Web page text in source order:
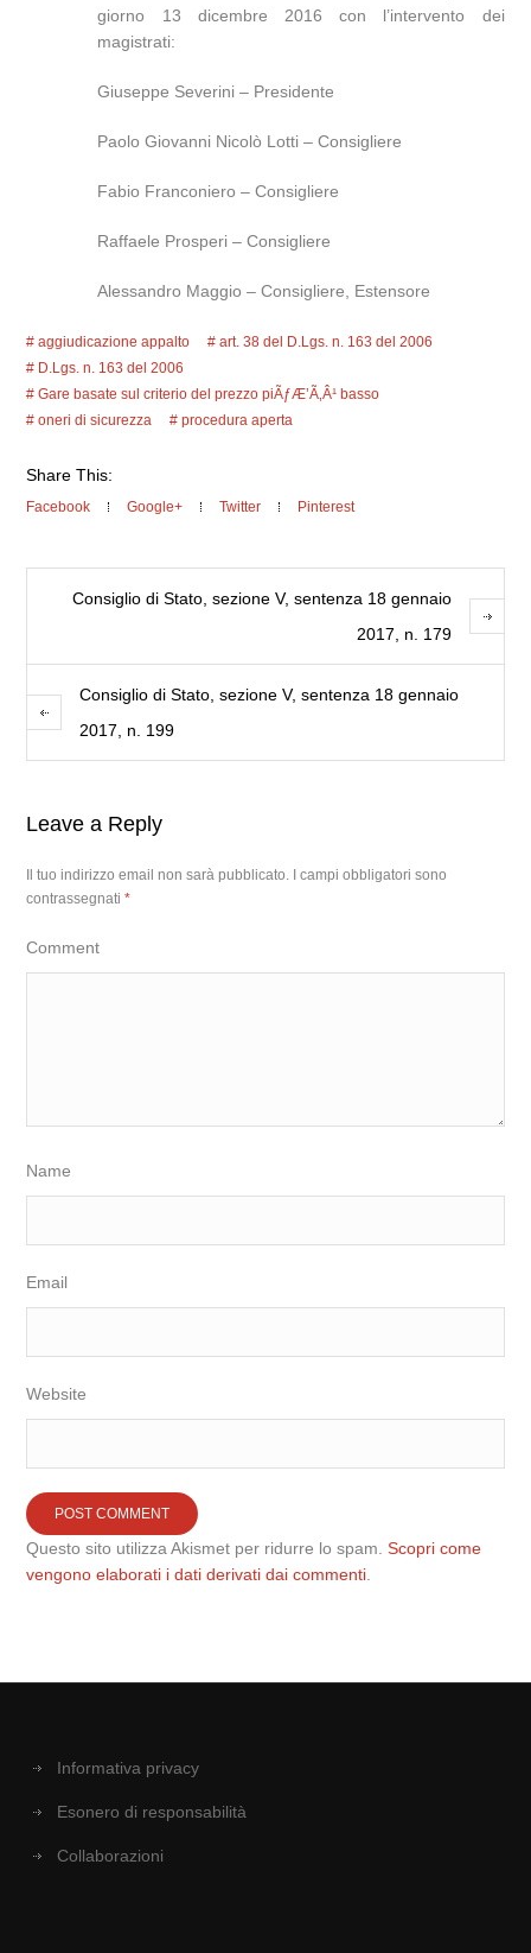
giorno 13 dicembre 2016 con l’intervento dei
magistrati:
Giuseppe Severini – Presidente
Paolo Giovanni Nicolò Lotti – Consigliere
Fabio Franconiero – Consigliere
Raffaele Prosperi – Consigliere
Alessandro Maggio – Consigliere, Estensore
aggiudicazione appalto
art. 38 del D.Lgs. n. 163 del 2006
D.Lgs. n. 163 del 2006
Gare basate sul criterio del prezzo piÃƒÆ’Ã‚Â¹ basso
oneri di sicurezza
procedura aperta
Share This:
Facebook Google+ Twitter Pinterest
Consiglio di Stato, sezione V, sentenza 18 gennaio
2017, n. 179
Consiglio di Stato, sezione V, sentenza 18 gennaio
2017, n. 199
Leave a Reply
Il tuo indirizzo email non sarà pubblicato.
I campi obbligatori sono
contrassegnati*
Comment
Name
Email
Website
Questo sito utilizza Akismet per ridurre lo spam.Scopri come
vengono elaborati i dati derivati dai commenti
Informativa privacy
Esonero di responsabilità
Collaborazioni